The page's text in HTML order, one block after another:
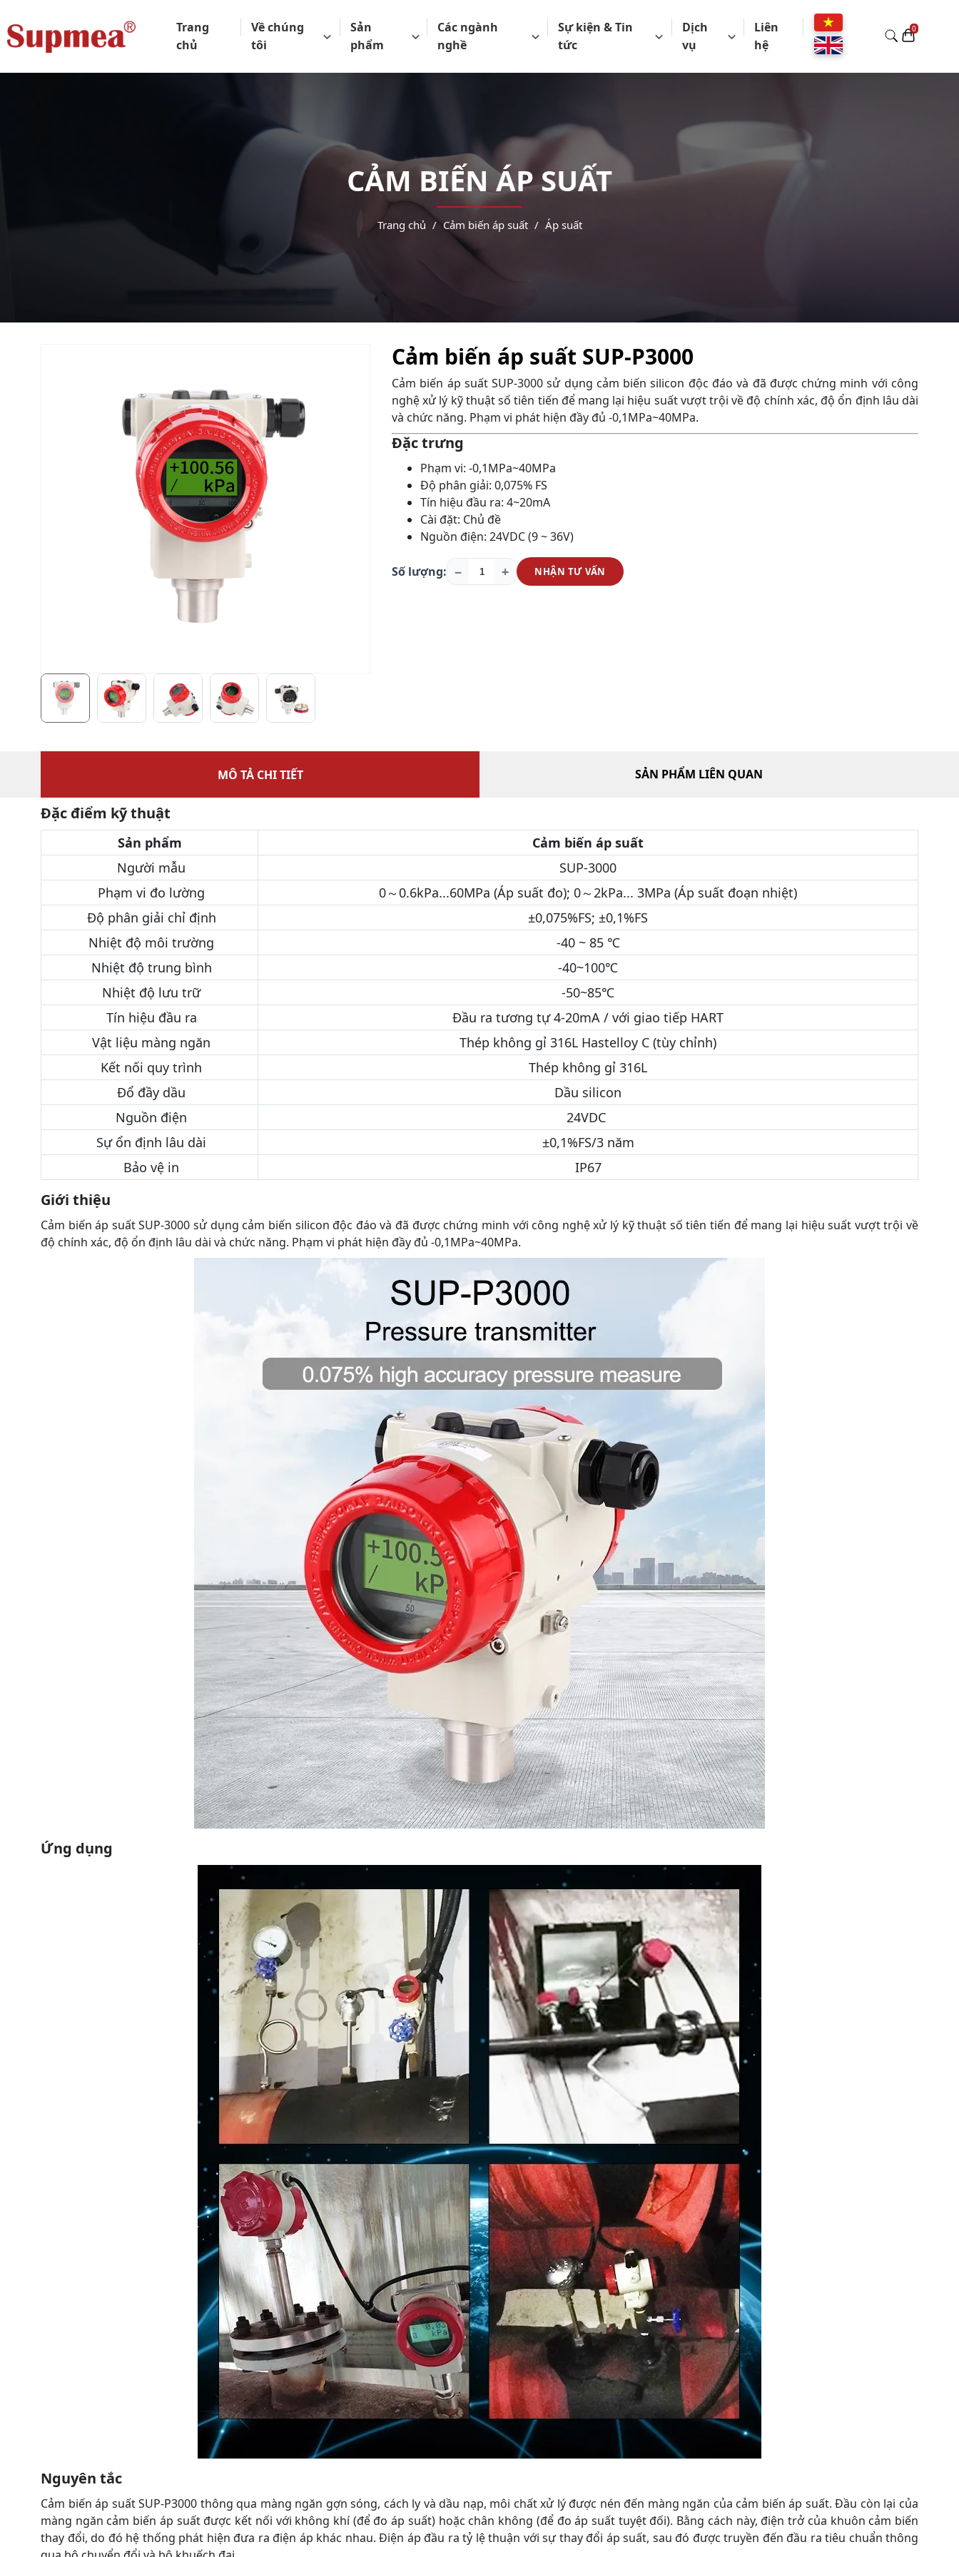
Trang
chủ
Về chúng
tôi
Sản
phẩm
Các ngành
nghề
Sự kiện & Tin
tức
Dịch
vụ
Liên
hệ
CẢM BIẾN ÁP SUẤT
Trang chủ Cảm biến áp suất Áp suất
Cảm biến áp suất SUP-P3000
Cảm biến áp suất SUP-3000 sử dụng cảm biến silicon độc đáo và đã được chứng minh với công
nghệ xử lý kỹ thuật số tiên tiến để mang lại hiệu suất vượt trội về độ chính xác, độ ổn định lâu dài
và chức năng. Phạm vi phát hiện đầy đủ -0,1MPa~40MPa.
Đặc trưng
Phạm vi: -0,1MPa~40MPa
Độ phân giải: 0,075% FS
Tín hiệu đầu ra: 4~20mA
Cài đặt: Chủ đề
Nguồn điện: 24VDC (9 ~ 36V)
Số lượng: − + NHẬN TƯ VẤN
MÔ TẢ CHI TIẾT SẢN PHẨM LIÊN QUAN
Đặc điểm kỹ thuật
Sản phẩm
Cảm biến áp suất
Người mẫu
SUP-3000
Phạm vi đo lường
0～0.6kPa...60MPa (Áp suất đo); 0～2kPa... 3MPa (Áp suất đoạn nhiệt)
Độ phân giải chỉ định
±0,075%FS; ±0,1%FS
Nhiệt độ môi trường
-40 ~ 85 ℃
Nhiệt độ trung bình
-40~100℃
Nhiệt độ lưu trữ
-50~85℃
Tín hiệu đầu ra
Đầu ra tương tự 4-20mA / với giao tiếp HART
Vật liệu màng ngăn
Thép không gỉ 316L Hastelloy C (tùy chỉnh)
Kết nối quy trình
Thép không gỉ 316L
Đổ đầy dầu
Dầu silicon
Nguồn điện
24VDC
Sự ổn định lâu dài
±0,1%FS/3 năm
Bảo vệ in
IP67
Giới thiệu
Cảm biến áp suất SUP-3000 sử dụng cảm biến silicon độc đáo và đã được chứng minh với công nghệ xử lý kỹ thuật số tiên tiến để mang lại hiệu suất vượt trội về
độ chính xác, độ ổn định lâu dài và chức năng. Phạm vi phát hiện đầy đủ -0,1MPa~40MPa.
Ứng dụng
Nguyên tắc
Cảm biến áp suất SUP-P3000 thông qua màng ngăn gợn sóng, cách ly và dầu nạp, môi chất xử lý được nén đến màng ngăn của cảm biến áp suất. Đầu còn lại của
màng ngăn cảm biến áp suất được kết nối với không khí (để đo áp suất) hoặc chân không (để đo áp suất tuyệt đối). Bằng cách này, điện trở của khuôn cảm biến
thay đổi, do đó hệ thống phát hiện đưa ra điện áp khác nhau. Điện áp đầu ra tỷ lệ thuận với sự thay đổi áp suất, sau đó được truyền đến đầu ra tiêu chuẩn thông